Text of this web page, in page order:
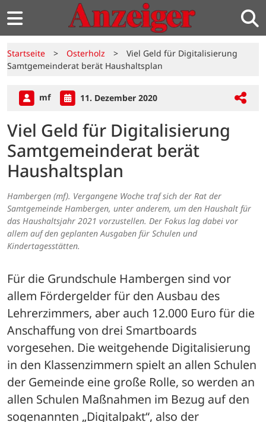
Startseite > Osterholz >
Viel Geld für Digitalisierung
Samtgemeinderat berät Haushaltsplan
mf 11. Dezember 2020
Viel Geld für Digitalisierung
Samtgemeinderat berät
Haushaltsplan
Hambergen (mf). Vergangene Woche traf sich der Rat der
Samtgemeinde Hambergen, unter anderem, um den Haushalt für
das Haushaltsjahr 2021 vorzustellen. Der Fokus lag dabei vor
allem auf den geplanten Ausgaben für Schulen und
Kindertagesstätten.
Für die Grundschule Hambergen sind vor
allem Fördergelder für den Ausbau des
Lehrerzimmers, aber auch 12.000 Euro für die
Anschaffung von drei Smartboards
vorgesehen. Die weitgehende Digitalisierung
in den Klassenzimmern spielt an allen Schulen
der Gemeinde eine große Rolle, so werden an
allen Schulen Maßnahmen im Bezug auf den
sogenannten „Digitalpakt“, also der